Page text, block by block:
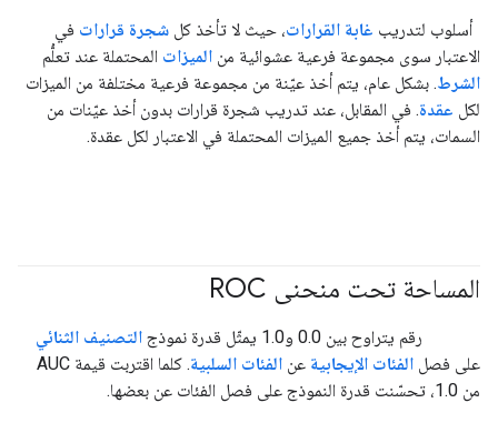
أسلوب لتدريب غابة القرارات، حيث لا تأخذ كل شجرة قرارات في
الاعتبار سوى مجموعة فرعية عشوائية من الميزات المحتملة عند تعلُّم
الشرط. بشكل عام، يتم أخذ عيّنة من مجموعة فرعية مختلفة من الميزات
لكل عقدة. في المقابل، عند تدريب شجرة قرارات بدون أخذ عيّنات من
السمات، يتم أخذ جميع الميزات المحتملة في الاعتبار لكل عقدة.
المساحة تحت منحنى ROC
#Metric
رقم يتراوح بين 0.0 و1.0 يمثّل قدرة نموذج
التصنيف الثنائي
على فصل الفئات الإيجابية عن الفئات السلبية
. كلما اقتربت قيمة AUC
من 1.0، تحسّنت قدرة النموذج على فصل الفئات عن بعضها.